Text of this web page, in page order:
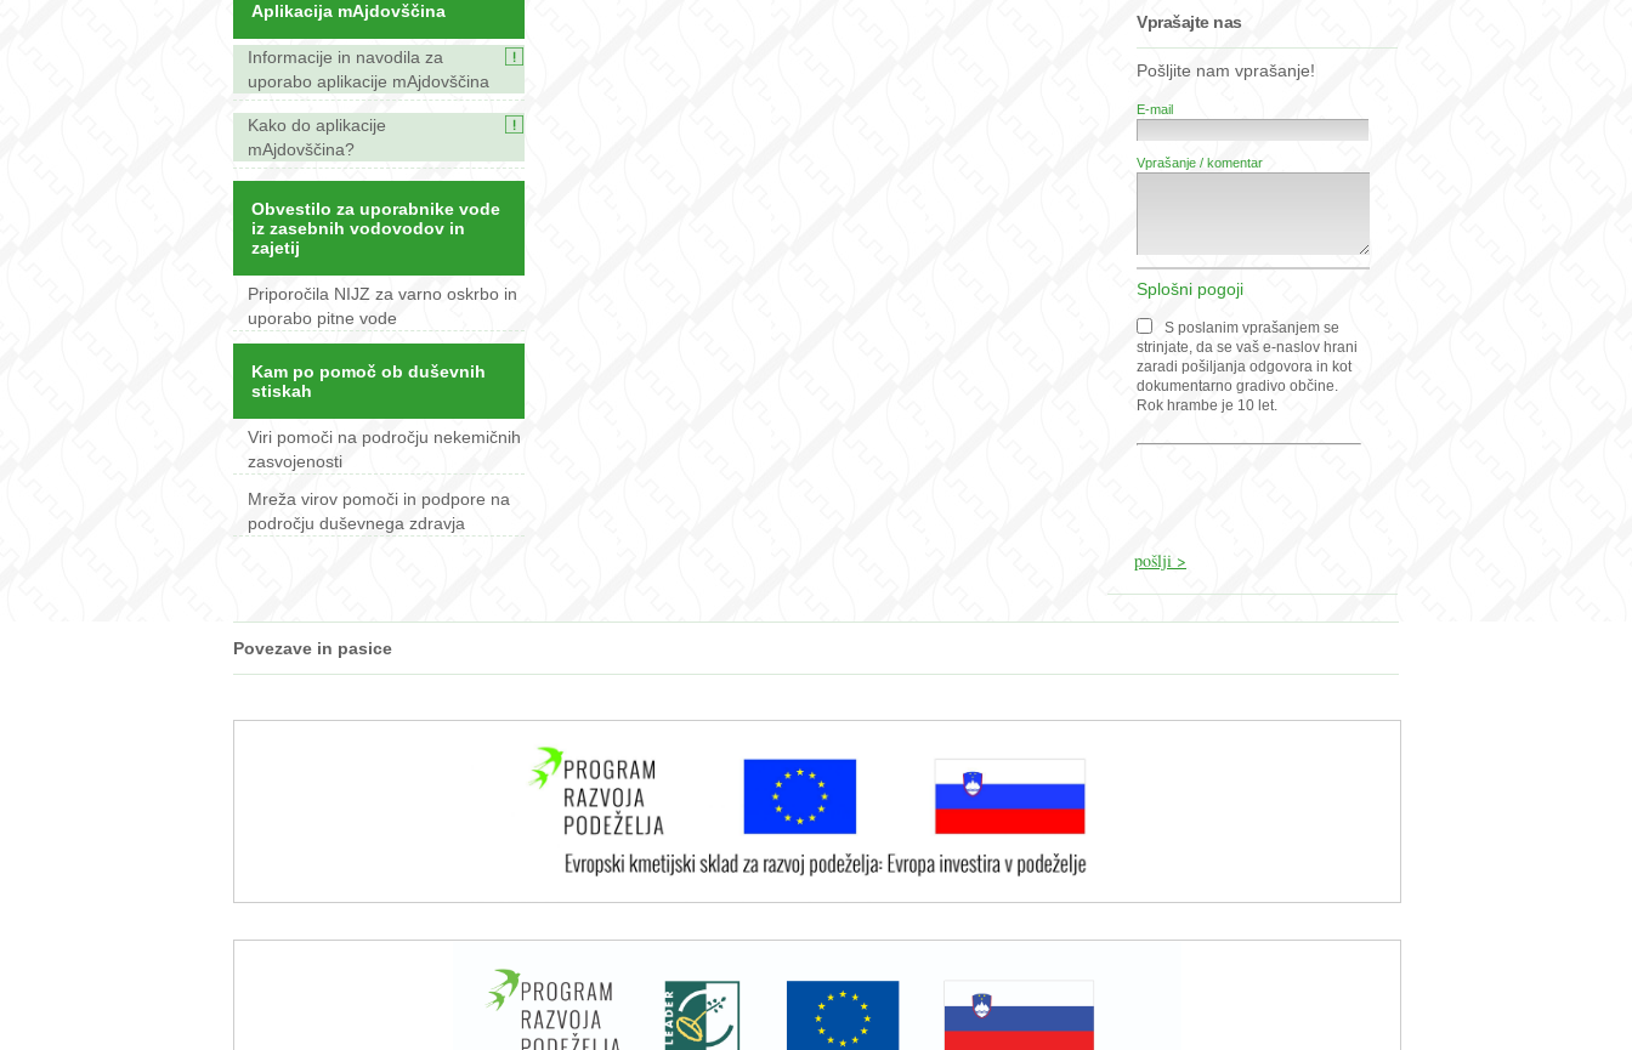
Aplikacija mAjdovščina
Informacije in navodila za
uporabo aplikacije mAjdovščina
Kako do aplikacije
mAjdovščina?
Obvestilo za uporabnike vode
iz zasebnih vodovodov in
zajetij
Priporočila NIJZ za varno oskrbo in
uporabo pitne vode
Kam po pomoč ob duševnih
stiskah
Viri pomoči na področju nekemičnih
zasvojenosti
Mreža virov pomoči in podpore na
področju duševnega zdravja
Vprašajte nas
Pošljite nam vprašanje!
E-mail
Vprašanje / komentar
Splošni pogoji
S poslanim vprašanjem se
strinjate, da se vaš e-naslov hrani
zaradi pošiljanja odgovora in kot
dokumentarno gradivo občine.
Rok hrambe je 10 let.
Povezave in pasice